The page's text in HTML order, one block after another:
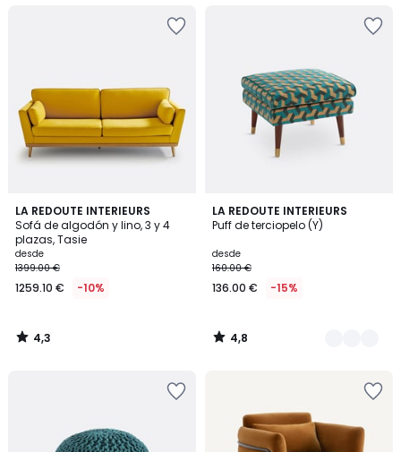
LA REDOUTE INTERIEURS
Sofá de algodón y lino, 3 y 4
plazas, Tasie
desde
1399.00 €
1259.10 € -10%
4,3
/ 5
4,3
/
LA REDOUTE INTERIEURS
Puff de terciopelo (Y)
desde
160.00 €
136.00 € -15%
4,8
/ 5
6
Colores
4,8
/